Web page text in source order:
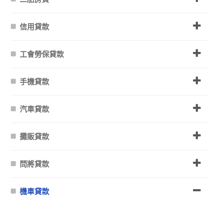
信用貸款
工會勞保貸款
手機貸款
汽車貸款
攤販貸款
問將貸款
機車貸款